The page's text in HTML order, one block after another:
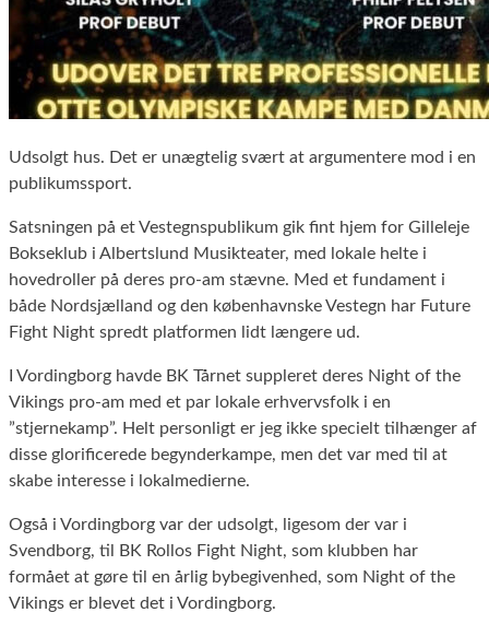
Udsolgt hus. Det er unægtelig svært at argumentere mod i en
publikumssport.
Satsningen på et Vestegnspublikum gik fint hjem for Gilleleje
Bokseklub i Albertslund Musikteater, med lokale helte i
hovedroller på deres pro-am stævne. Med et fundament i
både Nordsjælland og den københavnske Vestegn har Future
Fight Night spredt platformen lidt længere ud.
I Vordingborg havde BK Tårnet suppleret deres Night of the
Vikings pro-am med et par lokale erhvervsfolk i en
”stjernekamp”. Helt personligt er jeg ikke specielt tilhænger af
disse glorificerede begynderkampe, men det var med til at
skabe interesse i lokalmedierne.
Også i Vordingborg var der udsolgt, ligesom der var i
Svendborg, til BK Rollos Fight Night, som klubben har
formået at gøre til en årlig bybegivenhed, som Night of the
Vikings er blevet det i Vordingborg.